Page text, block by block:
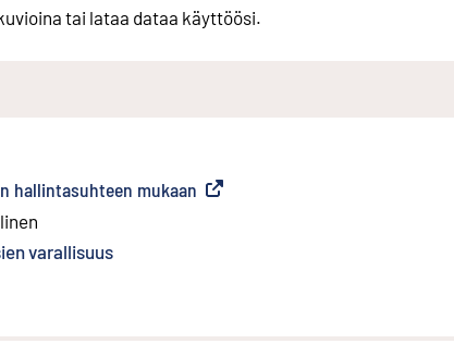
tai lataa dataa käyttöösi.
hallintasuhteen mukaan Ulkoinen linkki
varallisuus